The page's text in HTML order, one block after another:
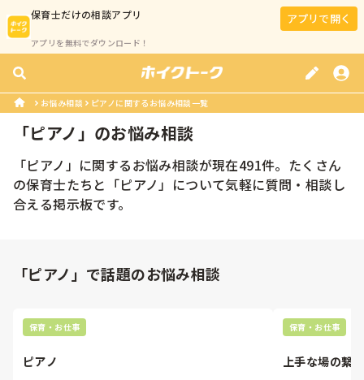
保育士だけの相談アプリ
アプリを無料でダウンロード！
アプリで開く
お悩み相談 ピアノに関するお悩み相談一覧
「ピアノ」のお悩み相談
「ピアノ 」に関するお悩み相談が現在491件。たくさん
の保育士たちと「ピアノ 」について気軽に質問・相談し
合える掲示板です。
「ピアノ」で話題のお悩み相談
保育・お仕事
ピアノ
保育・お仕事
上手な場の繋